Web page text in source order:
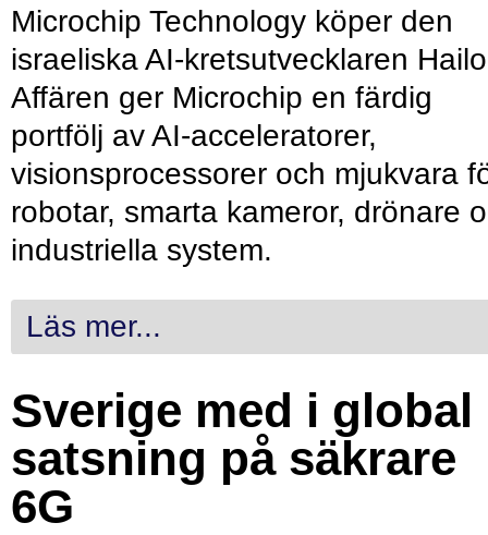
Microchip Technology köper den
israeliska AI-kretsutvecklaren
Affären ger Microchip en färdig
portfölj av AI-acceleratorer,
visionsprocessorer och mjukvara
robotar, smarta kameror, drönare
industriella system.
Läs mer...
Sverige med i global
satsning på säkrare
6G